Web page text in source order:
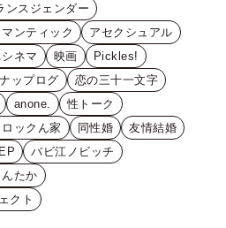
ンスジェンダー
ンティック
アセクシュアル
ネマ 映画
Pickles!
ップログ
恋の三十一文字
anone.
性トーク
ックん家 同性婚
友情結婚
バビ江ノビッチ
んたか
クト